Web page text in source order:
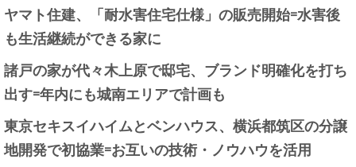
ヤマト住建、「耐水害住宅仕様」の販売開始=水害後
も生活継続ができる家に
諸戸の家が代々木上原で邸宅、ブランド明確化を打ち
出す=年内にも城南エリアで計画も
東京セキスイハイムとベンハウス、横浜都筑区の分譲
地開発で初協業=お互いの技術・ノウハウを活用